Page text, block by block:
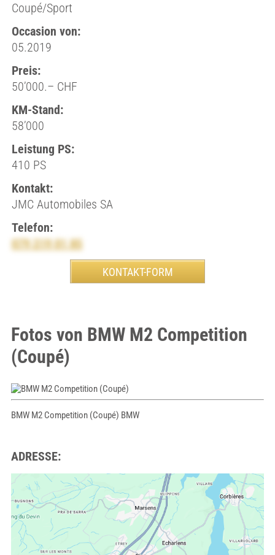
Coupé/Sport
Occasion von:
05.2019
Preis:
50’000.– CHF
KM-Stand:
58’000
Leistung PS:
410 PS
Kontakt:
JMC Automobiles SA
Telefon:
079 219 01 85
Fotos von BMW M2 Competition
(Coupé)
BMW M2 Competition (Coupé) BMW
ADRESSE: